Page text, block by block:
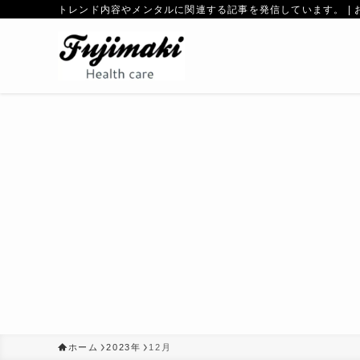
トレンド内容やメンタルに関連する記事を発信しています。 |
ホーム 2023年 12月